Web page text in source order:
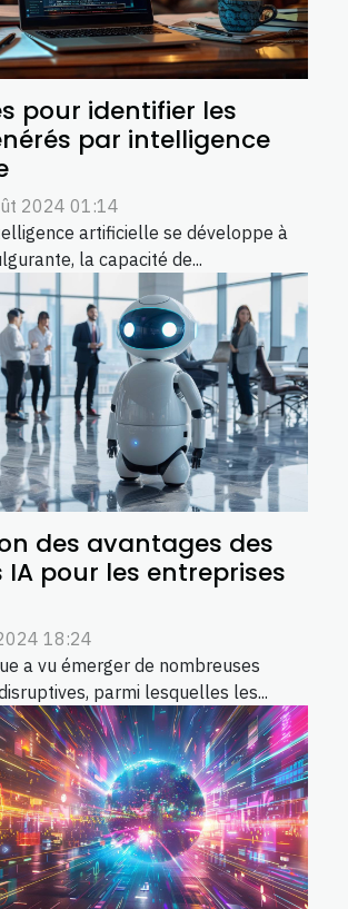
pour identifier les
par intelligence
2024 01:14
artificielle se développe à
la capacité de...
des avantages des
pour les entreprises
18:24
a vu émerger de nombreuses
parmi lesquelles les...